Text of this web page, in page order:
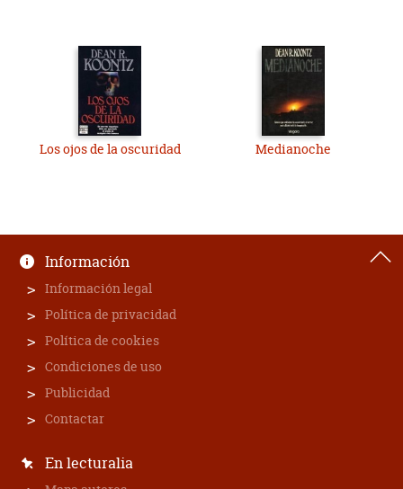
Los ojos de la oscuridad Medianoche
Información
Información legal
Política de privacidad
Política de cookies
Condiciones de uso
Publicidad
Contactar
En lecturalia